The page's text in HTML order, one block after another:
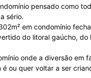
pensado como
sério.
em condomínio
do litoral gaúcho, do
onde a diversão em
é ou quer voltar a ser